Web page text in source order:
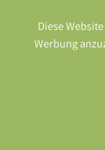
Diese
Werbung